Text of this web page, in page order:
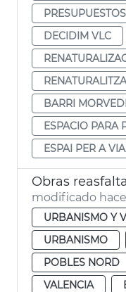
DECIDIM VLC
BARRI
ESPACIO PARA
ESPAI PER A
Obras
modificado
URBANISMO Y
URBANISMO
POBLES NORD
VALENCIA